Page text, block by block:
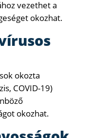
vezethet a
okozhat.
okozta
COVID-19)
okozhat.